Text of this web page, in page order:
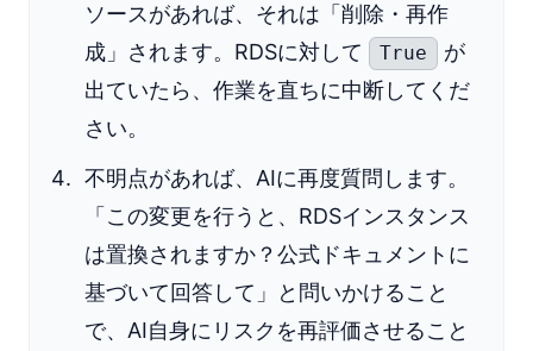
ソースがあれば、それは「削除・再作
成」されます。RDSに対して
True
が
出ていたら、作業を直ちに中断してくだ
さい。
不明点があれば、AIに再度質問します。
「この変更を行うと、RDSインスタンス
は置換されますか？公式ドキュメントに
基づいて回答して」と問いかけること
で、AI自身にリスクを再評価させること